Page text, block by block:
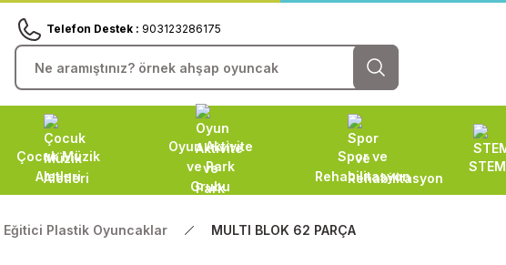
Telefon Destek : 903123286175
Çocuk Müzik
Aletleri
Oyun Aktivite
ve Park
Grubu
Spor ve
Rehabilitasyon
STEM
Eğitici Plastik Oyuncaklar MULTI BLOK 62 PARÇA